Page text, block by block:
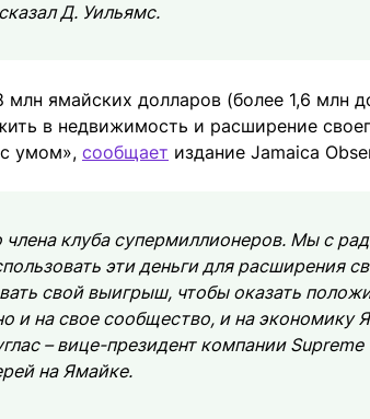
Д. Уильямс.
млн ямайских долларов (более 1,6
в недвижимость и расширение
умом», сообщает издание Jamaica
клуба супермиллионеров. Мы с
эти деньги для расширения
свой выигрыш, чтобы оказать
и на свое сообщество, и на экономику
– вице-президент компании Supreme
на Ямайке.